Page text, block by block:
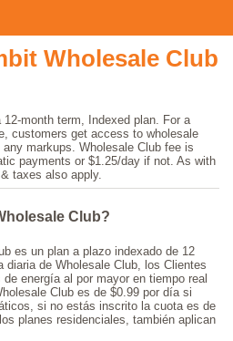
Wholesale Club
month term, Indexed plan. For a
customers get access to wholesale
markups. Wholesale Club fee is
payments or $1.25/day if not. As with
taxes also apply.
Club?
es un plan a plazo indexado de 12
diaria de Wholesale Club, los Clientes
energía al por mayor en tiempo real
Club es de $0.99 por día si
si no estás inscrito la cuota es de
planes residenciales, también aplican